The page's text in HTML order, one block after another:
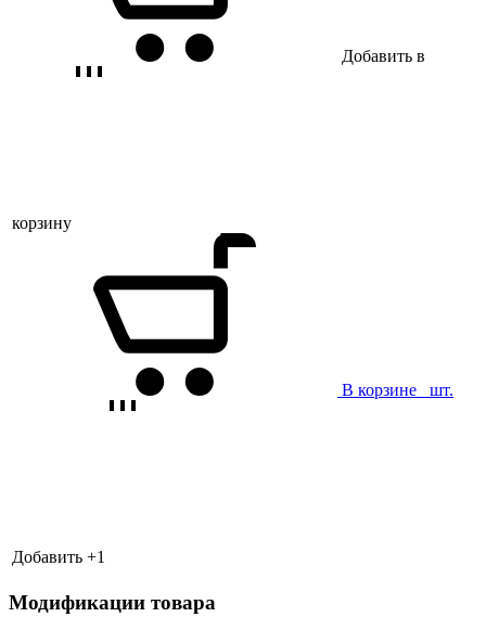
Добавить в
корзину
В корзине шт.
Добавить +1
Модификации товара